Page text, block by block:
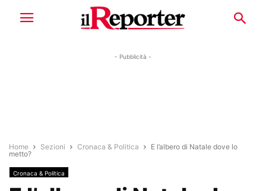
- Pubblicità -
Home Sezioni Cronaca & Politica
E l’albero di Natale dove lo
metto?
Cronaca & Politica